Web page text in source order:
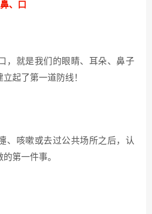
、口
，就是我们的眼睛、耳朵、鼻子
起了第一道防线！
、咳嗽或去过公共场所之后，认
第一件事。